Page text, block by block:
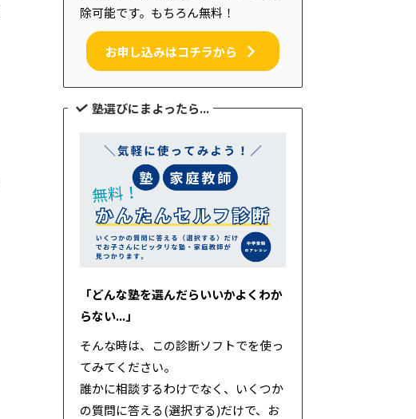
除可能です。もちろん無料！
お申し込みはコチラから
塾選びにまよったら...
「どんな塾を選んだらいいかよくわか
らない...」
そんな時は、この診断ソフトでを使っ
てみてください。
誰かに相談するわけでなく、いくつか
の質問に答える(選択する)だけで、お